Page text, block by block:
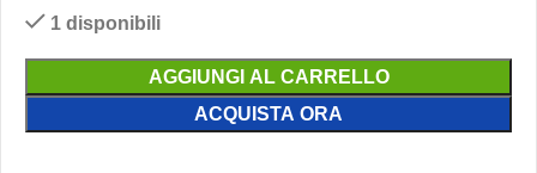
1 disponibili
AGGIUNGI AL CARRELLO
ACQUISTA ORA